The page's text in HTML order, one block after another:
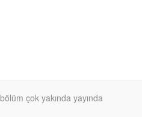
çok yakında yayında